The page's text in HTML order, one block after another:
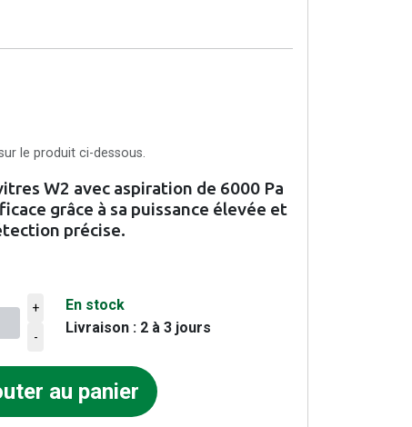
le produit ci-dessous.
W2 avec aspiration de 6000 Pa
grâce à sa puissance élevée et
précise.
+
-
En stock
Livraison : 2 à 3 jours
au panier